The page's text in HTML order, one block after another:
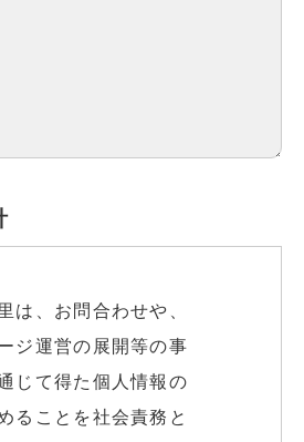
は、お問合わせや、
ジ運営の展開等の事
じて得た個人情報の
ることを社会責務と